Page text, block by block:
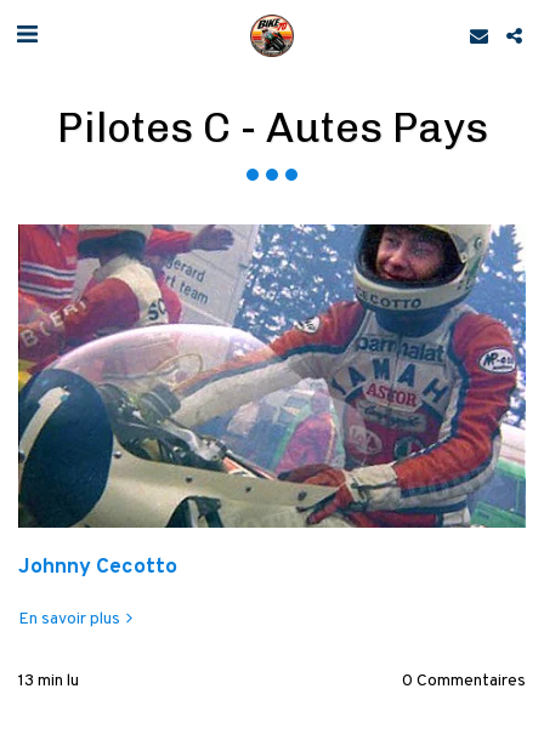
Pilotes C - Autes Pays
Johnny Cecotto
En savoir plus
13 min lu 0 Commentaires